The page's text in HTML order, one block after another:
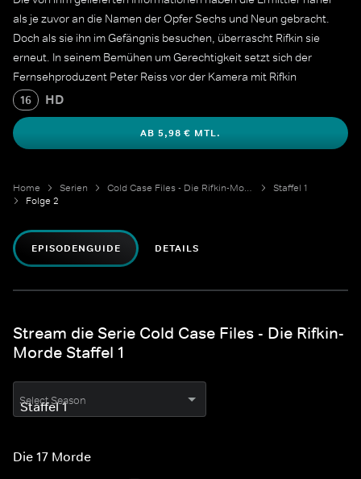
als je zuvor an die Namen der Opfer Sechs und Neun gebracht.
Doch als sie ihn im Gefängnis besuchen, überrascht Rifkin sie
erneut. In seinem Bemühen um Gerechtigkeit setzt sich der
Fernsehproduzent Peter Reiss vor der Kamera mit Rifkin
zusammen, um ein für alle Mal Antworten zu erhalten.
16 HD
AB 5,98 € MTL.
Home Serien Cold Case Files - Die Rifkin-Morde
Staffel 1
Folge 2
EPISODENGUIDE DETAILS
Stream die Serie Cold Case Files - Die Rifkin-
Morde Staffel 1
Select Season
Die 17 Morde